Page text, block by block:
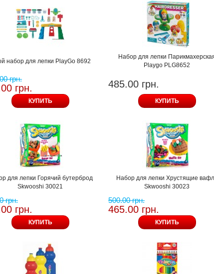
набор для лепки PlayGo 8692
грн.
грн.
КУПИТЬ
Набор для лепки
Playgo PLG8652
485.00 грн.
КУПИТЬ
для лепки Горячий бутерброд
Skwooshi 30021
грн.
грн.
КУПИТЬ
Набор для лепки Хрустящие
Skwooshi 30023
500.00 грн.
465.00 грн.
КУПИТЬ